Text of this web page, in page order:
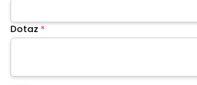
Dotaz *